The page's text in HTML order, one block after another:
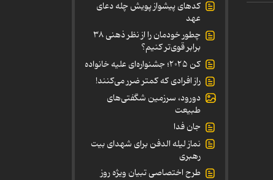
کدهای پیشواز پویش چله دعای
عهد
چطور خودمان را از نظر ذهنی ۳۸
برابر قوی‌تر کنیم؟
کن ۲۰۲۵؛ جشنواره‌ای علیه خانواده
راز افرادی که کمتر ضرر می‌کنند!
دورود، سرزمین شگفتی‌های
طبیعت
جان فدا
نماز لیله الدفن برای شهدای بیت
رهبری
طرح اختصاصی تبیان ویژه روز